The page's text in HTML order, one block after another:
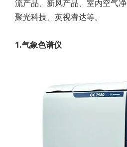
流产品、新风产品、室内空气
聚光科技、英视睿达等。
1.气象色谱仪